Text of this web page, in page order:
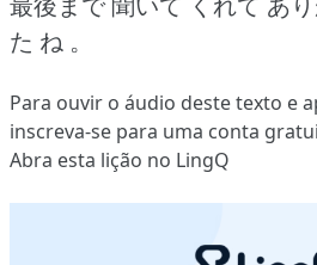
た ね 。
Para ouvir o áudio deste texto e
inscreva-se para uma conta
Abra esta lição no LingQ